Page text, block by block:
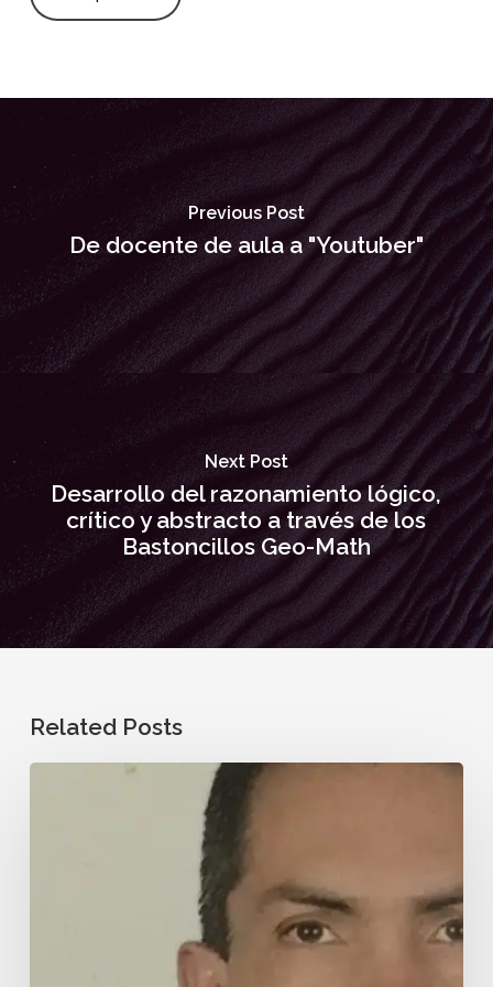
Previous Post
De docente de aula a "Youtuber"
Next Post
Desarrollo del razonamiento lógico,
crítico y abstracto a través de los
Bastoncillos Geo-Math
Related Posts